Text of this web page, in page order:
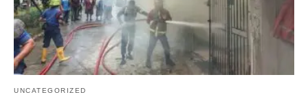
UNCATEGORIZED